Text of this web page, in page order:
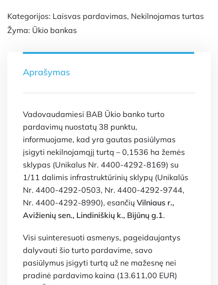
Kategorijos: Laisvas pardavimas, Nekilnojamas turtas
Žyma: Ūkio bankas
Aprašymas
Vadovaudamiesi BAB Ūkio banko turto
pardavimų nuostatų 38 punktu,
informuojame, kad yra gautas pasiūlymas
įsigyti nekilnojamąjį turtą – 0,1536 ha žemės
sklypas (Unikalus Nr. 4400-4292-8169) su
1/11 dalimis infrastruktūrinių sklypų (Unikalūs
Nr. 4400-4292-0503, Nr. 4400-4292-9744,
Nr. 4400-4292-8990), esančių Vilniaus r.,
Avižienių sen., Lindiniškių k., Bijūnų g.1.
Visi suinteresuoti asmenys, pageidaujantys
dalyvauti šio turto pardavime, savo
pasiūlymus įsigyti turtą už ne mažesnę nei
pradinė pardavimo kaina (13.611,00 EUR)